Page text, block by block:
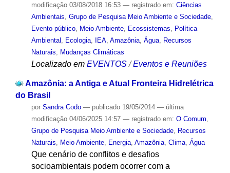
modificação03/08/2018 16:53 — registrado em: Ciências
Ambientais Grupo de Pesquisa Meio Ambiente e Sociedade,
Evento público, Meio Ambiente, Ecossistemas
Política
Ambiental
Ecologia, IEA, Amazônia, Água, Recursos
Naturais
Mudanças Climáticas
Localizado em EVENTOS /Eventos e Reuniões
Amazônia: a Antiga e Atual Fronteira Hidrelétrica
do Brasil
por Sandra Codo — publicado19/05/2014 — última
modificação04/06/2025 14:57 — registrado em: O Comum,
Grupo de Pesquisa Meio Ambiente e Sociedade, Recursos
Naturais, Meio Ambiente, Energia, Amazônia, Clima, Água
Que cenário de conflitos e desafios
socioambientais podem ocorrer com a